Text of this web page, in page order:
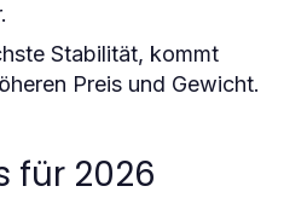
Stabilität, kommt
Preis und Gewicht.
für 2026